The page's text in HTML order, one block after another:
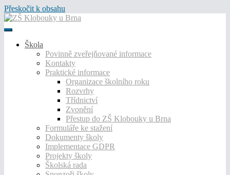
Přeskočit k obsahu
Škola
Povinně zveřejňované informace
Kontakty
Praktické informace
Organizace školního roku
Rozvrhy
Třídnictví
Zvonění
Přestup do ZŠ Klobouky u Brna
Formuláře ke stažení
Dokumenty školy
Implementace GDPR
Projekty školy
Školská rada